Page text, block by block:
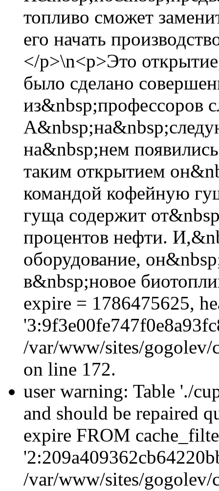
топливо сможет
его начать
</p>\n<p>Это
было сделано
из&nbsp;профессоров
на&nbsp;нем
таким открытием
командой кофейную
гуща содержит
процентов нефти.
оборудование,
в&nbsp;новое
expire = 1786475625,
/var/www/sites/gogolev/
on line 172.
user warning: Table './
and should be repaired
expire FROM
/var/www/sites/gogolev/